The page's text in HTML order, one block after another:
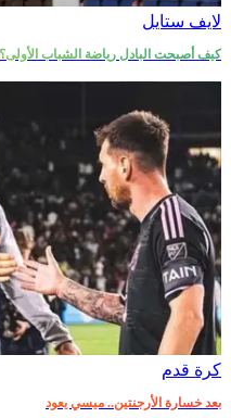
لايف ستايل
كيف أصبحت البادل رياضة الشباب الأولى؟
كرة قدم
بعد خسارة الأرجنتين.. ميسي يعود